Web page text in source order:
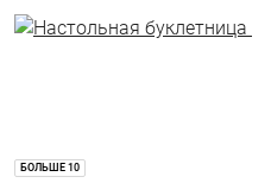
БОЛЬШЕ 10